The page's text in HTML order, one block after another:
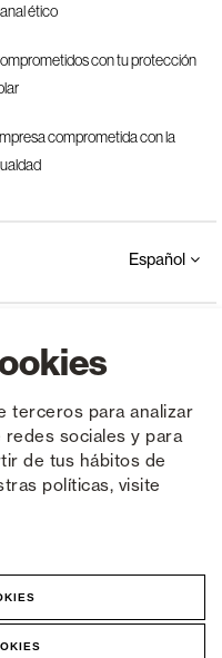
terceros para analizar
sociales y para
de tus hábitos de
políticas, visite
ético
con tu protección
comprometida con la
Aviso legal Cookies
Español